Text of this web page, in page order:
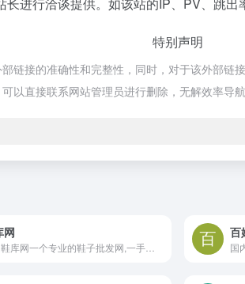
特别声明
链接的准确性和完整性，同时，对于该外部
直接联系网站管理员进行删除，无解效率导航
网 百
国